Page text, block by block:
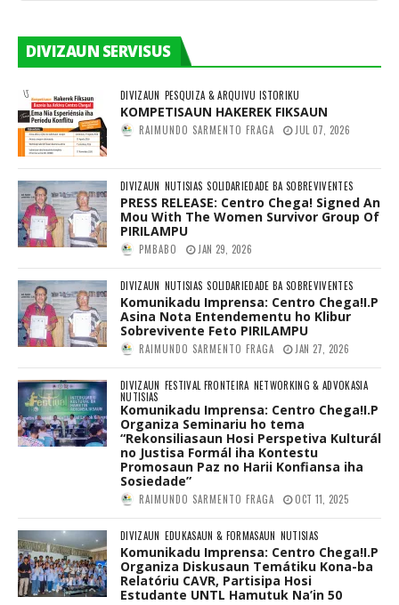
DIVIZAUN SERVISUS
DIVIZAUN PESQUIZA & ARQUIVU ISTORIKU
KOMPETISAUN HAKEREK FIKSAUN
RAIMUNDO SARMENTO FRAGA JUL 07, 2026
DIVIZAUN NUTISIAS SOLIDARIEDADE BA SOBREVIVENTES
PRESS RELEASE: Centro Chega! Signed An
Mou With The Women Survivor Group Of
PIRILAMPU
PMBABO JAN 29, 2026
DIVIZAUN NUTISIAS SOLIDARIEDADE BA SOBREVIVENTES
Komunikadu Imprensa: Centro Chega!I.P
Asina Nota Entendementu ho Klibur
Sobrevivente Feto PIRILAMPU
RAIMUNDO SARMENTO FRAGA JAN 27, 2026
DIVIZAUN FESTIVAL FRONTEIRA NETWORKING & ADVOKASIA
NUTISIAS
Komunikadu Imprensa: Centro Chega!I.P
Organiza Seminariu ho tema
“Rekonsiliasaun Hosi Perspetiva Kulturál
no Justisa Formál iha Kontestu
Promosaun Paz no Harii Konfiansa iha
Sosiedade”
RAIMUNDO SARMENTO FRAGA OCT 11, 2025
DIVIZAUN EDUKASAUN & FORMASAUN NUTISIAS
Komunikadu Imprensa: Centro Chega!I.P
Organiza Diskusaun Temátiku Kona-ba
Relatóriu CAVR, Partisipa Hosi
Estudante UNTL Hamutuk Na’in 50